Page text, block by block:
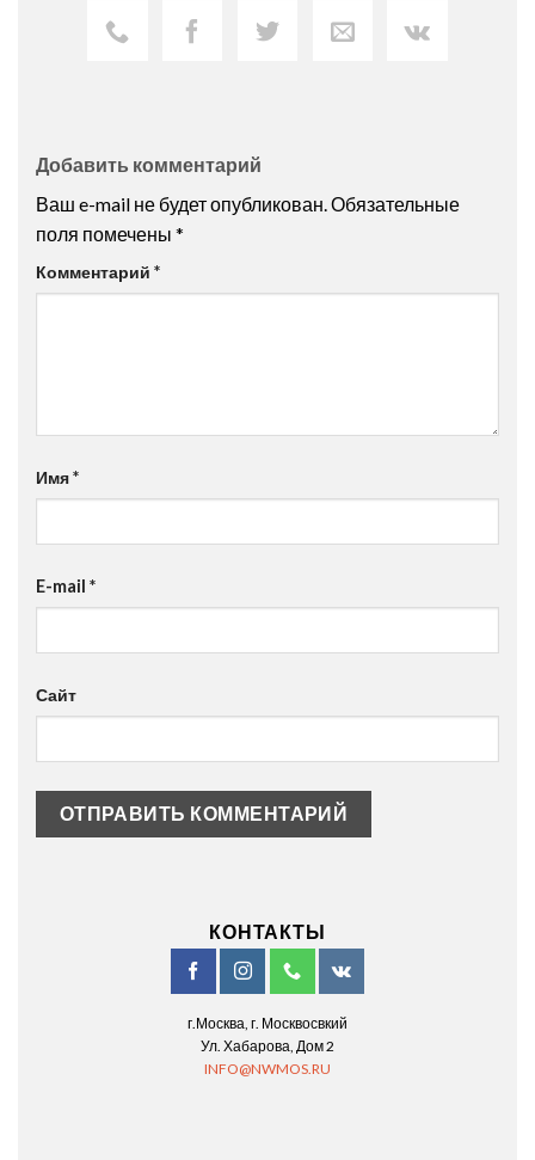
Добавить комментарий
Ваш e-mail не будет опубликован. Обязательные
поля помечены *
Комментарий *
Имя*
E-mail *
Сайт
КОНТАКТЫ
г.Москва, г. Москвосвкий
Ул. Хабарова, Дом 2
INFO@NWMOS.RU